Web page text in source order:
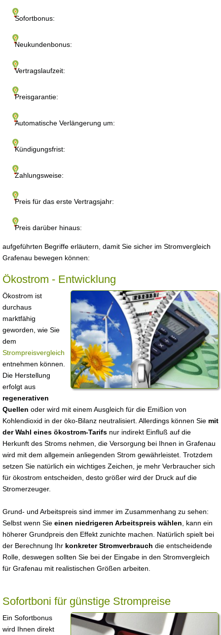
Sofortbonus:
Neukundenbonus:
Vertragslaufzeit:
Preisgarantie:
Automatische Verlängerung um:
Kündigungsfrist:
Zahlungsweise:
Preis für das erste Vertragsjahr:
Preis darüber hinaus:
aufgeführten Begriffe erläutern, damit Sie sicher im Stromvergleich
Grafenau bewegen können:
Ökostrom - Entwicklung
Ökostrom ist
durchaus
marktfähig
geworden, wie Sie
dem
Strompreisvergleich
entnehmen können.
Die Herstellung
erfolgt aus
regenerativen
Quellen oder wird mit einem Ausgleich für die Emißion von
Kohlendioxid in der öko-Bilanz neutralisiert. Allerdings können Sie mit
der Wahl eines ökostrom-Tarifs nur indirekt Einfluß auf die
Herkunft des Stroms nehmen, die Versorgung bei Ihnen in Grafenau
wird mit dem allgemein anliegenden Strom gewährleistet. Trotzdem
setzen Sie natürlich ein wichtiges Zeichen, je mehr Verbraucher sich
für ökostrom entscheiden, desto größer wird der Druck auf die
Stromerzeuger.
Grund- und Arbeitspreis sind immer im Zusammenhang zu sehen:
Selbst wenn Sie einen niedrigeren Arbeitspreis wählen , kann ein
höherer Grundpreis den Effekt zunichte machen. Natürlich spielt bei
der Berechnung Ihr konkreter Stromverbrauch die entscheidende
Rolle, deswegen sollten Sie bei der Eingabe in den Stromvergleich
für Grafenau mit realistischen Größen arbeiten.
Sofortboni für günstige Strompreise
Ein Sofortbonus
wird Ihnen direkt